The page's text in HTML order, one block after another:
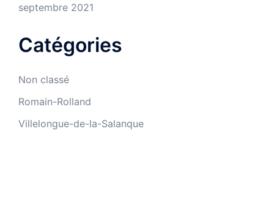
septembre 2021
Catégories
Non classé
Romain-Rolland
Villelongue-de-la-Salanque